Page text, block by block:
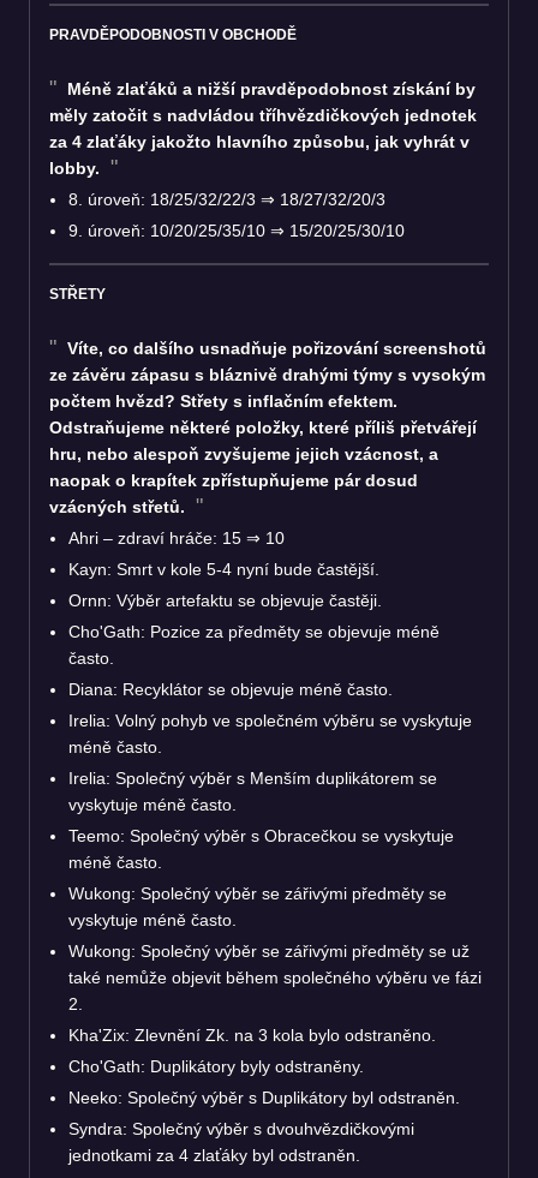
PRAVDĚPODOBNOSTI V OBCHODĚ
Méně zlaťáků a nižší pravděpodobnost získání by
měly zatočit s nadvládou tříhvězdičkových jednotek
za 4 zlaťáky jakožto hlavního způsobu, jak vyhrát v
lobby.
8. úroveň: 18/25/32/22/3 ⇒ 18/27/32/20/3
9. úroveň: 10/20/25/35/10 ⇒ 15/20/25/30/10
STŘETY
Víte, co dalšího usnadňuje pořizování screenshotů
ze závěru zápasu s bláznivě drahými týmy s vysokým
počtem hvězd? Střety s inflačním efektem.
Odstraňujeme některé položky, které příliš přetvářejí
hru, nebo alespoň zvyšujeme jejich vzácnost, a
naopak o krapítek zpřístupňujeme pár dosud
vzácných střetů.
Ahri – zdraví hráče: 15 ⇒ 10
Kayn: Smrt v kole 5-4 nyní bude častější.
Ornn: Výběr artefaktu se objevuje častěji.
Cho'Gath: Pozice za předměty se objevuje méně
často.
Diana: Recyklátor se objevuje méně často.
Irelia: Volný pohyb ve společném výběru se vyskytuje
méně často.
Irelia: Společný výběr s Menším duplikátorem se
vyskytuje méně často.
Teemo: Společný výběr s Obracečkou se vyskytuje
méně často.
Wukong: Společný výběr se zářivými předměty se
vyskytuje méně často.
Wukong: Společný výběr se zářivými předměty se už
také nemůže objevit během společného výběru ve fázi
2.
Kha'Zix: Zlevnění Zk. na 3 kola bylo odstraněno.
Cho'Gath: Duplikátory byly odstraněny.
Neeko: Společný výběr s Duplikátory byl odstraněn.
Syndra: Společný výběr s dvouhvězdičkovými
jednotkami za 4 zlaťáky byl odstraněn.